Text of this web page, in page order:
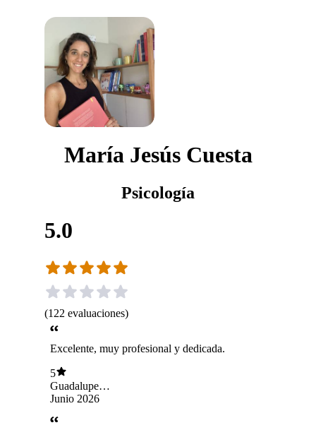
María Jesús Cuesta
Psicología
5.0
(122 evaluaciones)
Excelente, muy profesional y dedicada.
5
Guadalupe
Pesqueira Camero
Junio 2026